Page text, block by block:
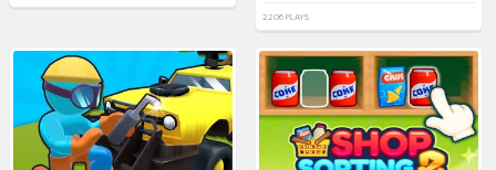
2206 PLAYS